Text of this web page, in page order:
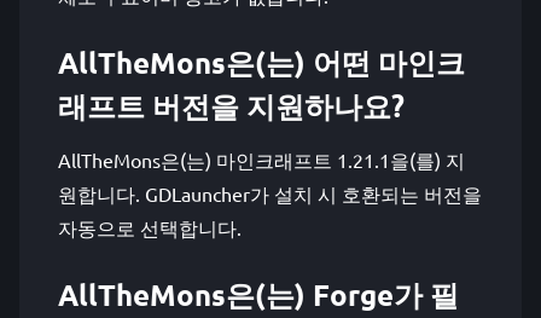
AllTheMons은(는) 어떤 마인크
래프트 버전을 지원하나요?
AllTheMons은(는) 마인크래프트 1.21.1을(를) 지
원합니다. GDLauncher가 설치 시 호환되는 버전을
자동으로 선택합니다.
AllTheMons은(는) Forge가 필